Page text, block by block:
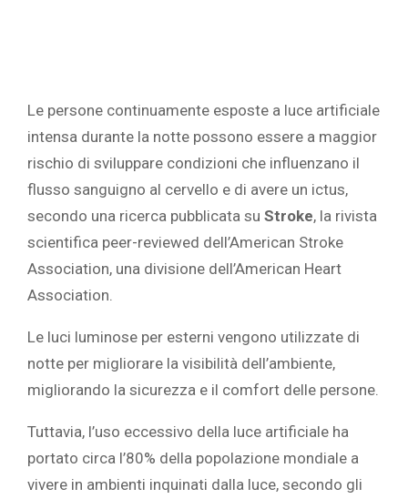
Le persone continuamente esposte a luce artificiale
intensa durante la notte possono essere a maggior
rischio di sviluppare condizioni che influenzano il
flusso sanguigno al cervello e di avere un ictus,
secondo una ricerca pubblicata su Stroke, la rivista
scientifica peer-reviewed dell’American Stroke
Association, una divisione dell’American Heart
Association.
Le luci luminose per esterni vengono utilizzate di
notte per migliorare la visibilità dell’ambiente,
migliorando la sicurezza e il comfort delle persone.
Tuttavia, l’uso eccessivo della luce artificiale ha
portato circa l’80% della popolazione mondiale a
vivere in ambienti inquinati dalla luce, secondo gli